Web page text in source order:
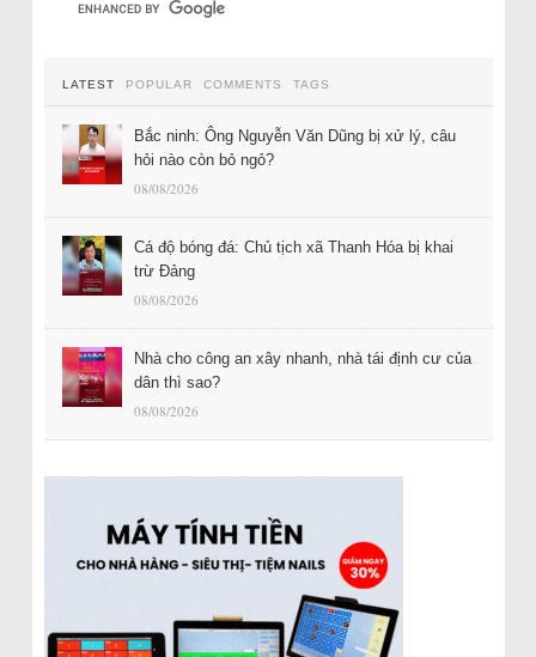
LATEST POPULAR COMMENTS TAGS
Bắc ninh: Ông Nguyễn Văn Dũng bị xử lý, câu
hỏi nào còn bỏ ngỏ?
08/08/2026
Cá độ bóng đá: Chủ tịch xã Thanh Hóa bị khai
trừ Đảng
08/08/2026
Nhà cho công an xây nhanh, nhà tái định cư của
dân thì sao?
08/08/2026